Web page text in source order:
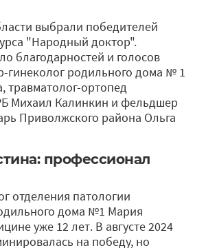
выбрали победителей
"Народный доктор".
благодарностей и голосов
гинеколог родильного дома № 1
травматолог-ортопед
Михаил Калинкин и фельдшер
Приволжского района Ольга
профессионал
отделения патологии
дома №1 Мария
уже 12 лет. В августе 2024
на победу, но